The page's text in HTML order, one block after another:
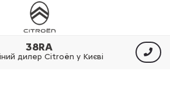
38RA
дилер Citroën у Києві